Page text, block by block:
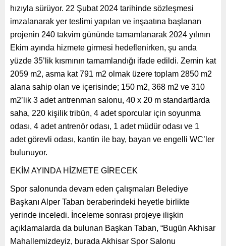
hızıyla sürüyor. 22 Şubat 2024 tarihinde sözleşmesi
imzalanarak yer teslimi yapılan ve inşaatına başlanan
projenin 240 takvim gününde tamamlanarak 2024 yılının
Ekim ayında hizmete girmesi hedeflenirken, şu anda
yüzde 35’lik kısmının tamamlandığı ifade edildi. Zemin kat
2059 m2, asma kat 791 m2 olmak üzere toplam 2850 m2
alana sahip olan ve içerisinde; 150 m2, 368 m2 ve 310
m2’lik 3 adet antrenman salonu, 40 x 20 m standartlarda
saha, 220 kişilik tribün, 4 adet sporcular için soyunma
odası, 4 adet antrenör odası, 1 adet müdür odası ve 1
adet görevli odası, kantin ile bay, bayan ve engelli WC’ler
bulunuyor.
EKİM AYINDA HİZMETE GİRECEK
Spor salonunda devam eden çalışmaları Belediye
Başkanı Alper Taban beraberindeki heyetle birlikte
yerinde inceledi. İnceleme sonrası projeye ilişkin
açıklamalarda da bulunan Başkan Taban, “Bugün Akhisar
Mahallemizdeyiz, burada Akhisar Spor Salonu